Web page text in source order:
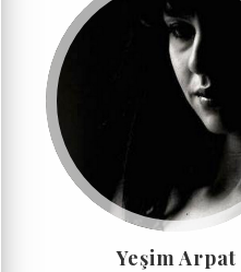
Yeşim Arpat